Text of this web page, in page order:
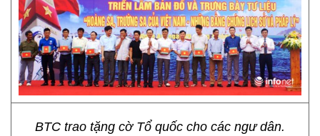
BTC trao tặng cờ Tổ quốc cho các ngư dân.